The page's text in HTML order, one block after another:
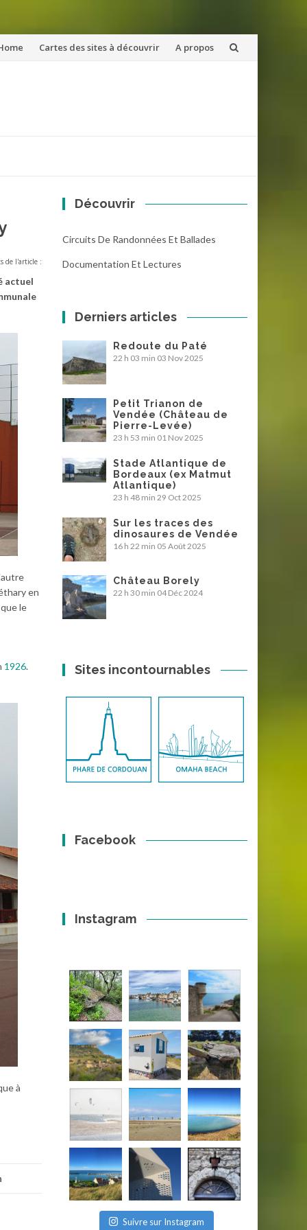
Cartes des sites à découvrir A propos
de l'article :
actuel
en
le
1926.
à
Découvrir
Circuits De Randonnées Et Ballades
Documentation Et Lectures
Derniers articles
Redoute du Paté
22 h 03 min 03 Nov 2025
Petit Trianon de
Vendée (Château de
Pierre-Levée)
23 h 53 min 01 Nov 2025
Stade Atlantique de
Bordeaux (ex Matmut
Atlantique)
23 h 48 min 29 Oct 2025
Sur les traces des
dinosaures de Vendée
16 h 22 min 05 Août 2025
Château Borely
22 h 30 min 04 Déc 2024
Sites incontournables
Facebook
Instagram
Suivre sur Instagram